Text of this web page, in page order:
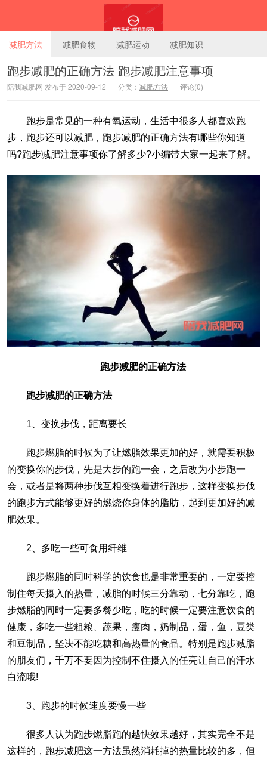
陪我减肥网
减肥方法 减肥食物 减肥运动 减肥知识
跑步减肥的正确方法 跑步减肥注意事项
陪我减肥网 发布于 2020-09-12 分类： 减肥方法 评论(0)
跑步是常见的一种有氧运动，生活中很多人都喜欢跑
步，跑步还可以减肥，跑步减肥的正确方法有哪些你知道
吗?跑步减肥注意事项你了解多少?小编带大家一起来了解。
跑步减肥的正确方法
跑步减肥的正确方法
1、变换步伐，距离要长
跑步燃脂的时候为了让燃脂效果更加的好，就需要积极
的变换你的步伐，先是大步的跑一会，之后改为小步跑一
会，或者是将两种步伐互相变换着进行跑步，这样变换步伐
的跑步方式能够更好的燃烧你身体的脂肪，起到更加好的减
肥效果。
2、多吃一些可食用纤维
跑步燃脂的同时科学的饮食也是非常重要的，一定要控
制住每天摄入的热量，减脂的时候三分靠动，七分靠吃，跑
步燃脂的同时一定要多餐少吃，吃的时候一定要注意饮食的
健康，多吃一些粗粮、蔬果，瘦肉，奶制品，蛋，鱼，豆类
和豆制品，坚决不能吃糖和高热量的食品。特别是跑步减脂
的朋友们，千万不要因为控制不住摄入的任亮让自己的汗水
白流哦!
3、跑步的时候速度要慢一些
很多人认为跑步燃脂跑的越快效果越好，其实完全不是
这样的，跑步减肥这一方法虽然消耗掉的热量比较的多，但